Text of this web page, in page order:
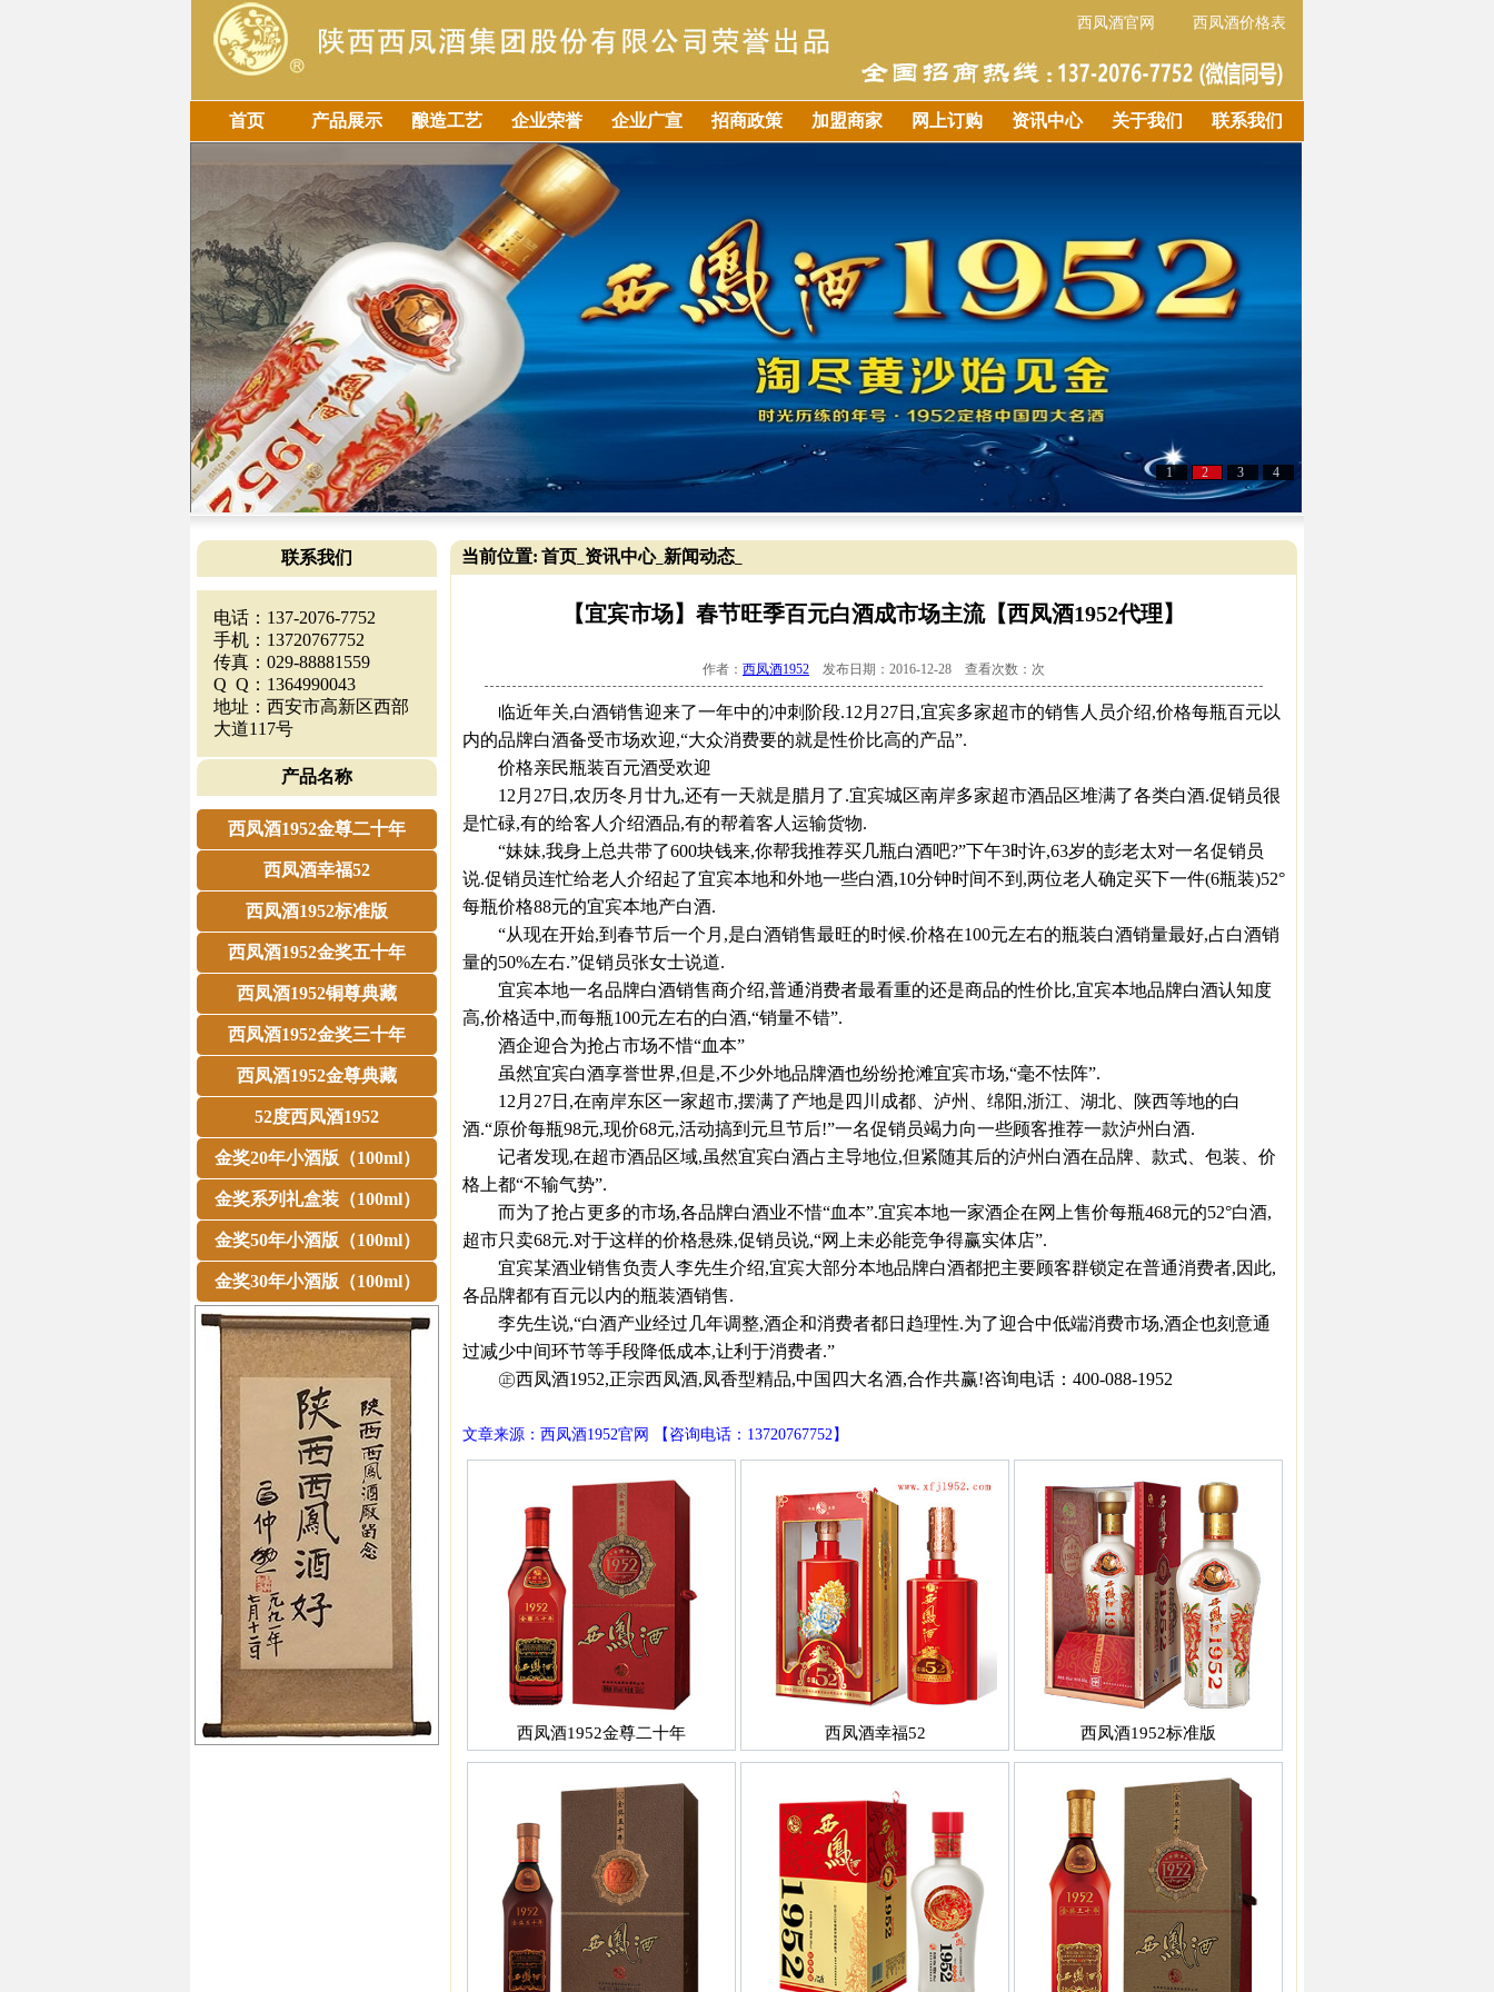
西凤酒官网 西凤酒价格表
首页 产品展示 酿造工艺 企业荣誉 企业广宣 招商政策 加盟商家 网上订购 资讯中心 关于我们 联系我们
1 2 3 4
联系我们
电话：137-2076-7752
手机：13720767752
传真：029-88881559
Q Q：1364990043
地址：西安市高新区西部
大道117号
产品名称
西凤酒1952金尊二十年
西凤酒幸福52
西凤酒1952标准版
西凤酒1952金奖五十年
西凤酒1952铜尊典藏
西凤酒1952金奖三十年
西凤酒1952金尊典藏
52度西凤酒1952
金奖20年小酒版（100ml）
金奖系列礼盒装（100ml）
金奖50年小酒版（100ml）
金奖30年小酒版（100ml）
当前位置: 首页 资讯中心_ 新闻动态
【宜宾市场】春节旺季百元白酒成市场主流【西凤酒1952代理】
作者： 西凤酒1952 发布日期：2016-12-28 查看次数： 次
临近年关,白酒销售迎来了一年中的冲刺阶段.12月27日,宜宾多家超市的销售人员介绍,价格每瓶百元以
内的品牌白酒备受市场欢迎,“大众消费要的就是性价比高的产品”.
价格亲民瓶装百元酒受欢迎
12月27日,农历冬月廿九,还有一天就是腊月了.宜宾城区南岸多家超市酒品区堆满了各类白酒.促销员很
是忙碌,有的给客人介绍酒品,有的帮着客人运输货物.
“妹妹,我身上总共带了600块钱来,你帮我推荐买几瓶白酒吧?”下午3时许,63岁的彭老太对一名促销员
说.促销员连忙给老人介绍起了宜宾本地和外地一些白酒,10分钟时间不到,两位老人确定买下一件(6瓶装)52°
每瓶价格88元的宜宾本地产白酒.
“从现在开始,到春节后一个月,是白酒销售最旺的时候.价格在100元左右的瓶装白酒销量最好,占白酒销
量的50%左右.”促销员张女士说道.
宜宾本地一名品牌白酒销售商介绍,普通消费者最看重的还是商品的性价比,宜宾本地品牌白酒认知度
高,价格适中,而每瓶100元左右的白酒,“销量不错”.
酒企迎合为抢占市场不惜“血本”
虽然宜宾白酒享誉世界,但是,不少外地品牌酒也纷纷抢滩宜宾市场,“毫不怯阵”.
12月27日,在南岸东区一家超市,摆满了产地是四川成都、泸州、绵阳,浙江、湖北、陕西等地的白
酒.“原价每瓶98元,现价68元,活动搞到元旦节后!”一名促销员竭力向一些顾客推荐一款泸州白酒.
记者发现,在超市酒品区域,虽然宜宾白酒占主导地位,但紧随其后的泸州白酒在品牌、款式、包装、价
格上都“不输气势”.
而为了抢占更多的市场,各品牌白酒业不惜“血本”.宜宾本地一家酒企在网上售价每瓶468元的52°白酒,
超市只卖68元.对于这样的价格悬殊,促销员说,“网上未必能竞争得赢实体店”.
宜宾某酒业销售负责人李先生介绍,宜宾大部分本地品牌白酒都把主要顾客群锁定在普通消费者,因此,
各品牌都有百元以内的瓶装酒销售.
李先生说,“白酒产业经过几年调整,酒企和消费者都日趋理性.为了迎合中低端消费市场,酒企也刻意通
过减少中间环节等手段降低成本,让利于消费者.”
㊣西凤酒1952,正宗西凤酒,凤香型精品,中国四大名酒,合作共赢!咨询电话：400-088-1952
文章来源：西凤酒1952官网 【咨询电话：13720767752】
西凤酒1952金尊二十年 西凤酒幸福52 西凤酒1952标准版